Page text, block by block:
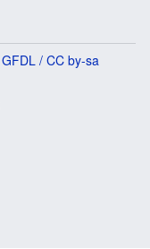
GFDL / CC by-sa